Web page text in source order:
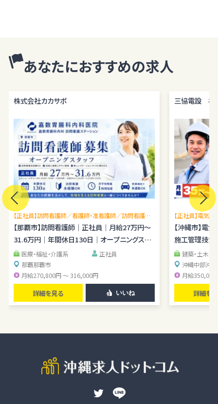
とはありません。
当サイトにおけるユーザーへのサービスの提供
報の提供
属性情報･端末情報・位置情報・行動履歴等に基づく広告・コンテンツ
等の配信・表示、本サービスの提供E. 本サービスの改善・新規サービ
スの開発・マーケティング活動
本サービスに関するご意見、お問い合わせの確認・回答
個人情報の第三者への提供
当社は、原則として、ユーザー本人の同意を得ずに個人情報を第三者
に提供しません。提供先・提供情報内容を特定したうえで、ユーザーの
同意を得た場合に限り提供します。
提供する個人情報の項目ユーザーから取得した情報（サービス利用履
歴ほか、閲覧・検索・ブックマーク等あらゆる行動履歴に該当する情報
を含む）のうち、利用目的の達成に必要な範囲の情報項目とします。
提供の手段又は方法書面もしくは電磁的な方法による送付または送
信。ただし、以下の場合は、関係法令に反しない範囲で、ユーザーの同
意なく個人情報を提供することがあります。
人の生命、身体又は財産の保護のために必要がある場合であって、本
人の同意を得るのが困難であるとき
合
定める事務を遂行することに対して協力する必要がある場合で、ユー
ザー本人の同意を得ることによりその事務の遂行に支障を及ぼすお
裁判所、検察庁、警察またはこれらに準じた権限を有する機関から、個
あなたにおすすめの求人
株式会社カカサポ
【正社員】訪問看護師／看護師・准看護師／訪問看護未
経験OK／月平均残業1時間程度／駐車場あり
【那覇市】訪問看護師｜正社員｜月給27万円～
31.6万円｜年間休日130日｜オープニングスタ
ッフ医療・福祉・介護系
正社員
那覇那覇市
月給270,800円 ～ 316,000円
詳細を見る いいね
三協電設 株
【正社員】電気
理経験を広げら
【沖縄市】電
施工管理技
建築・土木・
沖縄中部沖
月給
詳細を